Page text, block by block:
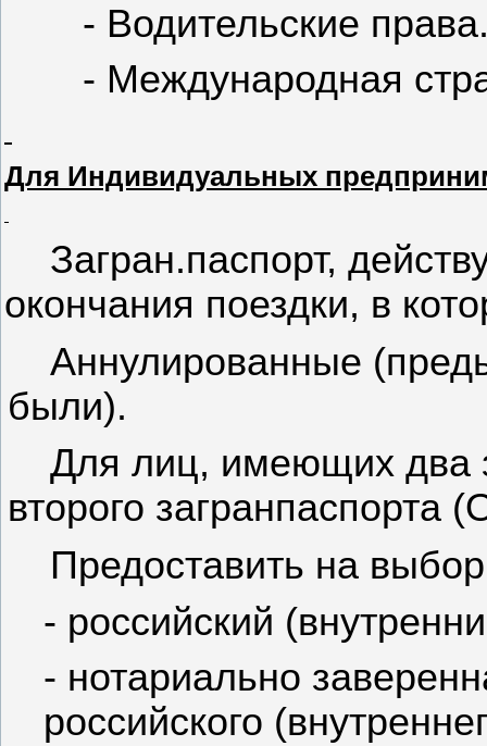
- Водительские
- Международная
Для Индивидуальных
Загран.паспорт,
окончания поездки, в
Аннулированные
были).
Для лиц, имеющих два
второго
Предоставить на
- российский
- нотариально
российского